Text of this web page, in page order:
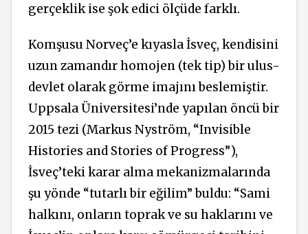
gerçeklik ise şok edici ölçüde farklı.
Komşusu Norveç’e kıyasla İsveç, kendisini
uzun zamandır homojen (tek tip) bir ulus-
devlet olarak görme imajını beslemiştir.
Uppsala Üniversitesi’nde yapılan öncü bir
2015 tezi (Markus Nyström, “Invisible
Histories and Stories of Progress”),
İsveç’teki karar alma mekanizmalarında
şu yönde “tutarlı bir eğilim” buldu: “Sami
halkını, onların toprak ve su haklarını ve